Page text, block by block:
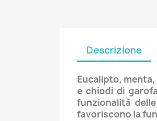
Descrizione
Eucalipto,
e chiodi di
funzionalità
favoriscono la